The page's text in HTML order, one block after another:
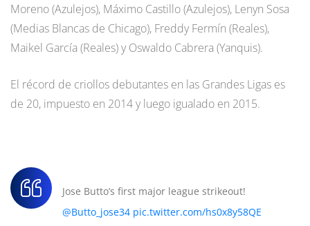
Moreno (Azulejos), Máximo Castillo (Azulejos), Lenyn Sosa
(Medias Blancas de Chicago), Freddy Fermín (Reales),
Maikel García (Reales) y Oswaldo Cabrera (Yanquis).
El récord de criollos debutantes en las Grandes Ligas es
de 20, impuesto en 2014 y luego igualado en 2015.
Jose Butto’s first major league strikeout!
@Butto_jose34 pic.twitter.com/hs0x8y58QE